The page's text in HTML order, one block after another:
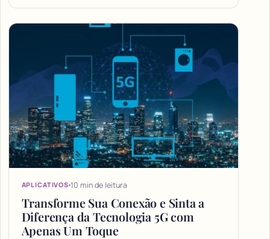
APLICATIVOS 10 min de leitura
Transforme Sua Conexão e Sinta a
Diferença da Tecnologia 5G com
Apenas Um Toque